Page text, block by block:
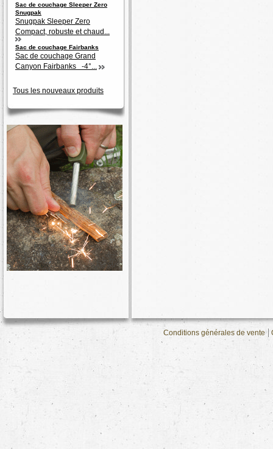
Sac de couchage Sleeper Zero
Snugpak
Snugpak Sleeper Zero
Compact, robuste et chaud...
Sac de couchage Fairbanks
Sac de couchage Grand
Canyon Fairbanks -4°...
Tous les nouveaux produits
Conditions générales de vente